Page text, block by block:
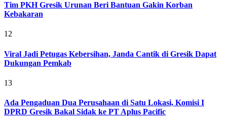
Tim PKH Gresik Urunan Beri Bantuan Gakin Korban
Kebakaran
12
Viral Jadi Petugas Kebersihan, Janda Cantik di Gresik Dapat
Dukungan Pemkab
13
Ada Pengaduan Dua Perusahaan di Satu Lokasi, Komisi I
DPRD Gresik Bakal Sidak ke PT Aplus Pacific